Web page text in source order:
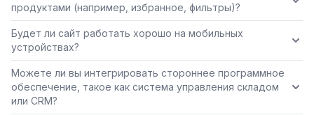
продуктами (например, избранное, фильтры)?
Будет ли сайт работать хорошо на мобильных
устройствах?
Можете ли вы интегрировать стороннее программное
обеспечение, такое как система управления складом
или CRM?